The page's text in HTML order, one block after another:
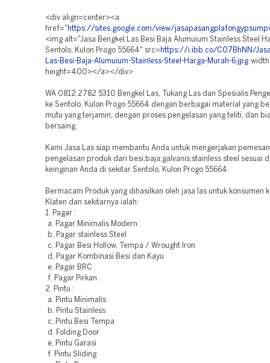
<div align=center><a
href=" https://sites.google.com/view/
<img alt="Jasa Bengkel Las Besi Baja Alumuium Stainless Steel
Sentolo, Kulon Progo 55664" src= https://i.ibb.co/C07BhNN/
Las-Besi-Baja-Alumuium-Stainless-Steel-Harga-Murah-6.jpg
height=400></a></div>
WA 0812 2782 5310 Bengkel Las, Tukang Las dan Spesialis
ke Sentolo, Kulon Progo 55664 dengan berbagai material yang
mutu yang terjamin, dengan proses pengelasan yang teliti, dan
bersaing.
Kami Jasa Las siap membantu Anda untuk mengerjakan
pengelasan produk dari besi;baja;galvanis;stainless steel sesuai
keinginan Anda di sekitar Sentolo, Kulon Progo 55664.
Bermacam Produk yang dihasilkan oleh jasa las untuk konsumen
Klaten dan sekitarnya ialah:
1. Pagar :
a. Pagar Minimalis Modern
b. Pagar stainless Steel
c. Pagar Besi Hollow, Tempa / Wrought Iron
d. Pagar Kombinasi Besi dan Kayu
e. Pagar BRC
f. Pagar Pirkan
2. Pintu :
a. Pintu Minimalis
b. Pintu Stainless
c. Pintu Besi Tempa
d. Folding Door
e. Pintu Garasi
f. Pintu Sliding